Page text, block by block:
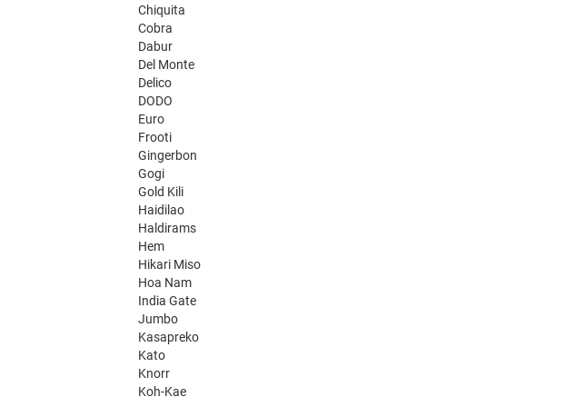
Chiquita
Cobra
Dabur
Del Monte
Delico
DODO
Euro
Frooti
Gingerbon
Gogi
Gold Kili
Haidilao
Haldirams
Hem
Hikari Miso
Hoa Nam
India Gate
Jumbo
Kasapreko
Kato
Knorr
Koh-Kae